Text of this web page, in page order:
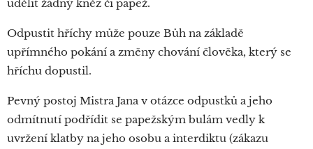
udělit žádný kněz či papež.
Odpustit hříchy může pouze Bůh na základě
upřímného pokání a změny chování člověka, který se
hříchu dopustil.
Pevný postoj Mistra Jana v otázce odpustků a jeho
odmítnutí podřídit se papežským bulám vedly k
uvržení klatby na jeho osobu a interdiktu (zákazu